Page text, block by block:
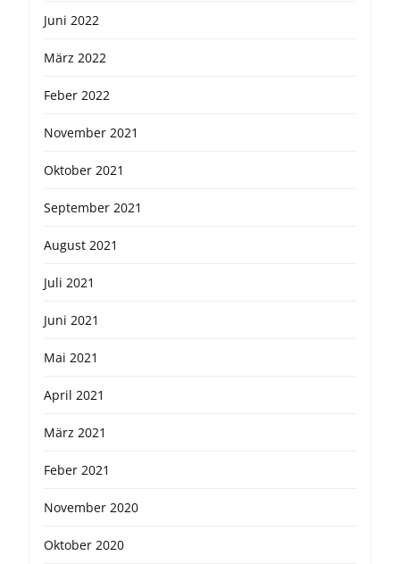
Juni 2022
März 2022
Feber 2022
November 2021
Oktober 2021
September 2021
August 2021
Juli 2021
Juni 2021
Mai 2021
April 2021
März 2021
Feber 2021
November 2020
Oktober 2020